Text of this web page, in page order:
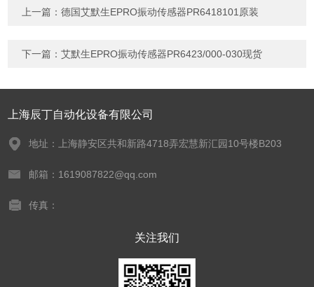
上一篇：德国艾默生EPRO振动传感器PR6418101原装
下一篇：艾默生EPRO振动传感器PR6423/000-030现货
上海辰丁自动化设备有限公司
地址：上海静安区共和新路4718弄宏慧新汇园10号楼B203
邮箱：1619087822@qq.com
传真：
关注我们